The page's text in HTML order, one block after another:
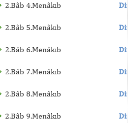
2.Bâb 4.Menâkıb
2.Bâb 5.Menâkıb
2.Bâb 6.Menâkıb
2.Bâb 7.Menâkıb
2.Bâb 8.Menâkıb
2.Bâb 9.Menâkıb